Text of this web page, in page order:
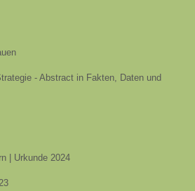
- Abstract in Fakten, Daten und
| Urkunde 2024